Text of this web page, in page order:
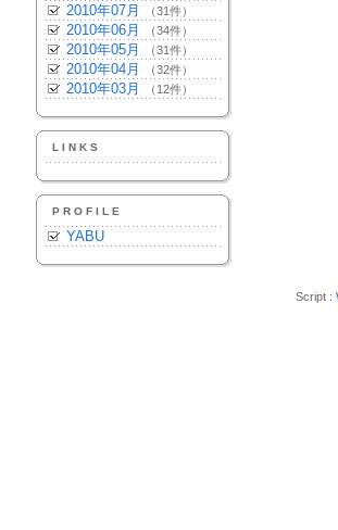
2010年07月 （31件）
2010年06月 （34件）
2010年05月 （31件）
2010年04月 （32件）
2010年03月 （12件）
LINKS
PROFILE
YABU
Script :